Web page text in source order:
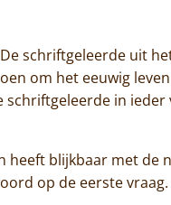
schriftgeleerde uit
om het eeuwig
in ieder
heeft blijkbaar met de
op de eerste vraag.